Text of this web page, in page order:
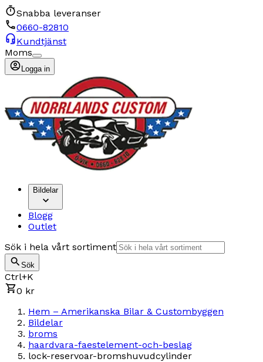
Snabba leveranser
0660-82810
Kundtjänst
Moms
Logga in
Bildelar
Blogg
Outlet
Sök i hela vårt sortiment
Sök
Ctrl+K
0 kr
Hem – Amerikanska Bilar & Custombyggen
Bildelar
broms
haardvara-faestelement-och-beslag
lock-reservoar-bromshuvudcylinder